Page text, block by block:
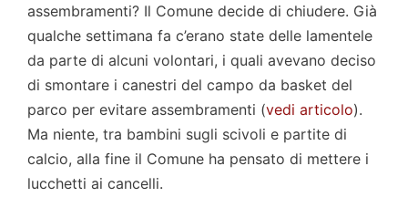
assembramenti? Il Comune decide di chiudere. Già
qualche settimana fa c’erano state delle lamentele
da parte di alcuni volontari, i quali avevano deciso
di smontare i canestri del campo da basket del
parco per evitare assembramenti (vedi articolo).
Ma niente, tra bambini sugli scivoli e partite di
calcio, alla fine il Comune ha pensato di mettere i
lucchetti ai cancelli.